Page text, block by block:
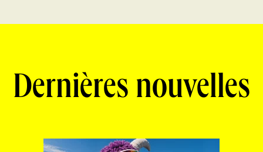
Dernières nouvelles